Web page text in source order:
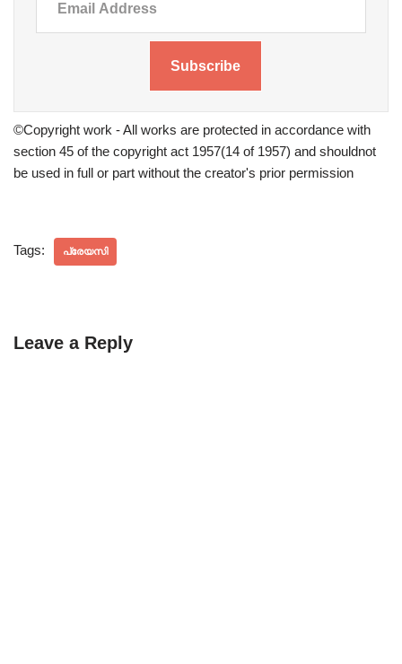
Subscribe
©Copyright work - All works are protected in accordance with
section 45 of the copyright act 1957(14 of 1957) and shouldnot
be used in full or part without the creator's prior permission
Tags: പ്രേയസി
Leave a Reply